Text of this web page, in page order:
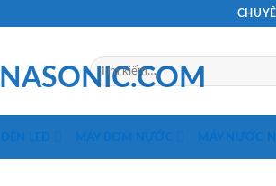
Tìm
kiếm:
ĐÈN LED MÁY BƠM NƯỚC MÁY NƯỚC